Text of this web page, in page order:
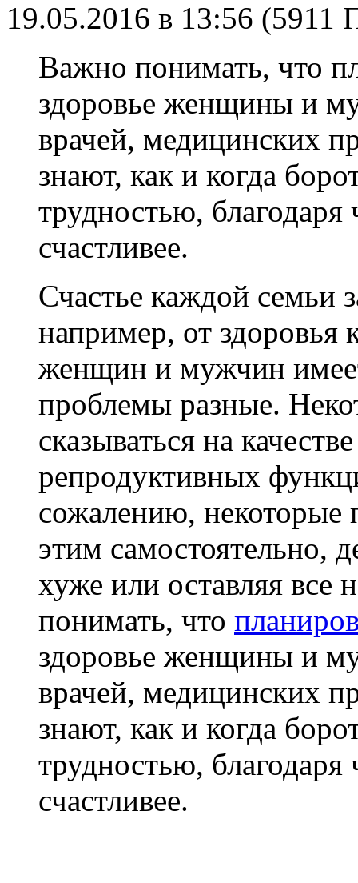
19.05.2016 в 13:56 (5911
Важно понимать, что
здоровье женщины и
врачей, медицинских
знают, как и когда
трудностью, благодаря
счастливее.
Счастье каждой семьи
например, от здоровья
женщин и мужчин
проблемы разные.
сказываться на
репродуктивных
сожалению, некоторые
этим самостоятельно,
хуже или оставляя
понимать, что
здоровье женщины и
врачей, медицинских
знают, как и когда
трудностью, благодаря
счастливее.